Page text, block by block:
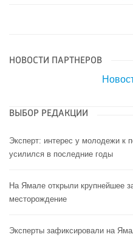
НОВОСТИ ПАРТНЕРОВ
ВЫБОР РЕДАКЦИИ
Эксперт: интерес у молодежи к
усилился в последние годы
На Ямале открыли крупнейшее
месторождение
Эксперты зафиксировали на